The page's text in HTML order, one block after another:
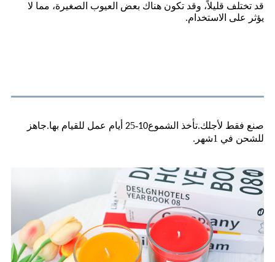
قد تختلف قليلاً، وقد تكون هناك بعض العيوب الصغيرة، مما لا
يؤثر على الاستخدام.
صنع فقط لأجلك.تأخذ الشموع10
-
2 5 أيام عمل للقيام بها.جاهز
للشحن في 1
شهر .